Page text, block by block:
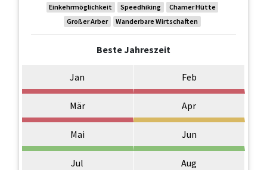
Einkehrmöglichkeit Speedhiking
Chamer Hütte
Großer Arber
Wanderbare Wirtschaften
Beste Jahreszeit
Jan Feb
Mär Apr
Mai Jun
Jul Aug